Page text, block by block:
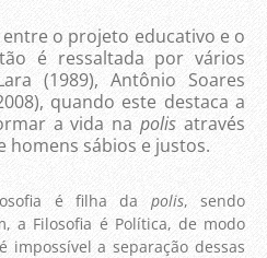
o projeto educativo e o
é ressaltada por vários
(1989), Antônio Soares
quando este destaca a
a vida napolis através
homens sábios e justos.
é filha da polis, sendo
a Filosofia é Política, de modo
impossível a separação dessas